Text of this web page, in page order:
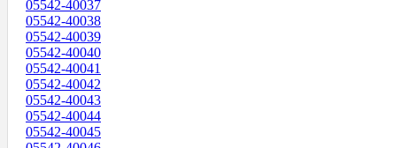
05542-40037
05542-40038
05542-40039
05542-40040
05542-40041
05542-40042
05542-40043
05542-40044
05542-40045